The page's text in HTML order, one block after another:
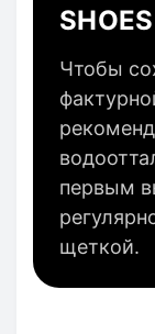
SHOES
Чтобы
первым
щеткой.